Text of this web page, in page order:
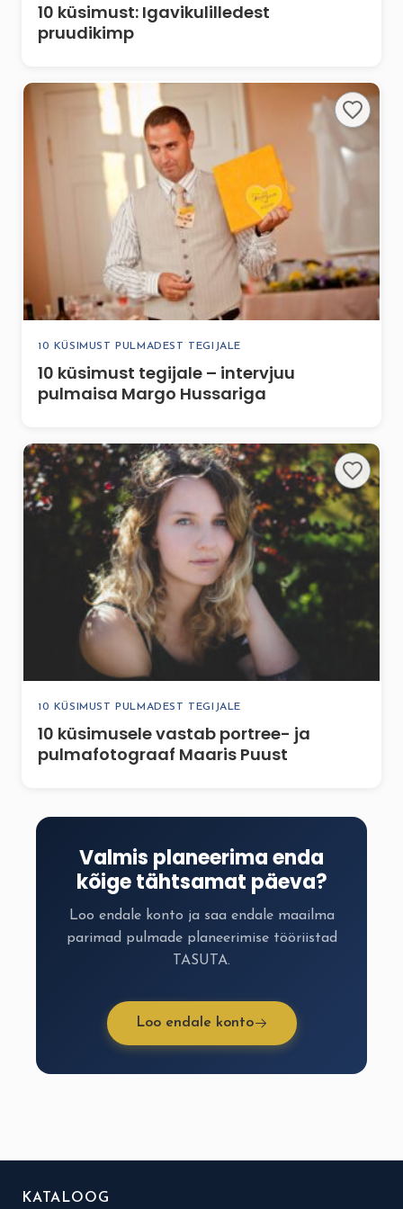
10 küsimust: Igavikulilledest
pruudikimp
10 KÜSIMUST PULMADEST TEGIJALE
10 küsimust tegijale – intervjuu
pulmaisa Margo Hussariga
10 KÜSIMUST PULMADEST TEGIJALE
10 küsimusele vastab portree- ja
pulmafotograaf Maaris Puust
Valmis planeerima enda
kõige tähtsamat päeva?
Loo endale konto ja saa endale maailma
parimad pulmade planeerimise tööriistad
TASUTA.
Loo endale konto
KATALOOG